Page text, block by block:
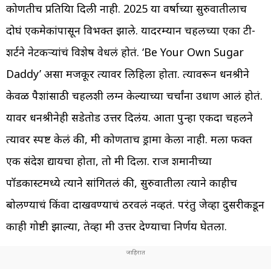
कोणतीच प्रतिक्रिया दिली नाही. 2025 या वर्षाच्या सुरुवातीलाच
दोघं एकमेकांपासून विभक्त झाले. यादरम्यान चहलच्या एका टी-
शर्टने नेटकऱ्यांचं विशेष वेधलं होतं. ‘Be Your Own Sugar
Daddy’ असा मजकूर त्यावर लिहिला होता. त्यावरून धनश्रीने
केवळ पैशांसाठी चहलशी लग्न केल्याच्या चर्चांना उधाण आलं होतं.
यावर धनश्रीनेही सडेतोड उत्तर दिलंय. आता पुन्हा एकदा चहलने
त्यावर स्पष्ट केलं की, मी कोणताच ड्रामा केला नाही. मला फक्त
एक संदेश द्यायचा होता, तो मी दिला. राज शमानीच्या
पॉडकास्टमध्ये त्याने सांगितलं की, सुरुवातीला त्याने काहीच
बोलण्याचं किंवा दाखवण्याचं ठरवलं नव्हतं. परंतु जेव्हा दुसरीकडून
काही गोष्टी झाल्या, तेव्हा मी उत्तर देण्याचा निर्णय घेतला.